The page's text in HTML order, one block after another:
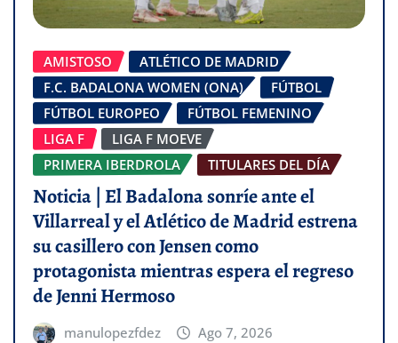
AMISTOSO
ATLÉTICO DE MADRID
F.C. BADALONA WOMEN (ONA)
FÚTBOL
FÚTBOL EUROPEO
FÚTBOL FEMENINO
LIGA F
LIGA F MOEVE
PRIMERA IBERDROLA
TITULARES DEL DÍA
Noticia | El Badalona sonríe ante el
Villarreal y el Atlético de Madrid estrena
su casillero con Jensen como
protagonista mientras espera el regreso
de Jenni Hermoso
manulopezfdez Ago 7, 2026